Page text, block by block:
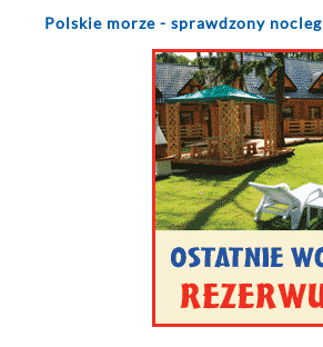
Polskie morze - sprawdzony nocleg